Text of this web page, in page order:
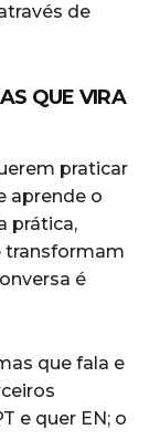
de
QUE VIRA
praticar
aprende o
prática,
transformam
é
que fala e
e quer EN; o